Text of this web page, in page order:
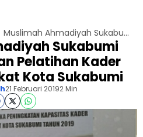
Muslimah Ahmadiyah Sukabumi Hadiri Undangan Pelatihan Kader Posyandu Tingkat Kota Sukabumi
Sukabumi
Pelatihan Kader
Kota Sukabumi
21 Februari 20192 Min